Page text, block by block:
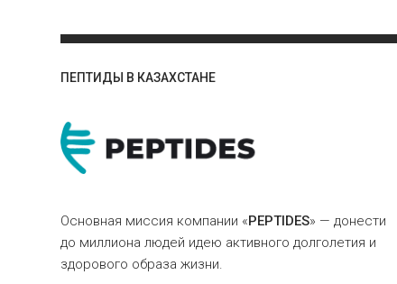
ПЕПТИДЫ В КАЗАХСТАНЕ
Основная миссия компании «PEPTIDES» — донести
до миллиона людей идею активного долголетия и
здорового образа жизни.